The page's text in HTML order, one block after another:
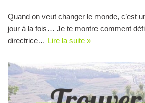
Quand on veut changer le monde, c’est
jour à la fois… Je te montre comment
directrice… Lire la suite »